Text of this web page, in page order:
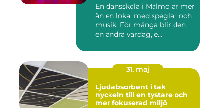
En dansskola i Malmö är mer
än en lokal med speglar och
musik. För många blir den
en andra vardag, e...
31. maj
Ljudabsorbent i tak
nyckeln till en tystare och
mer fokuserad miljö